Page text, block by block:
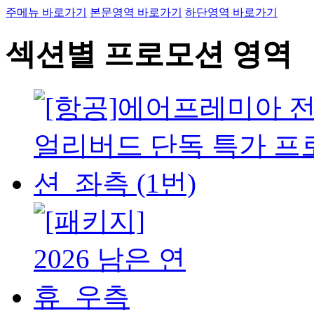
주메뉴 바로가기 본문영역 바로가기 하단영역 바로가기
섹션별 프로모션 영역